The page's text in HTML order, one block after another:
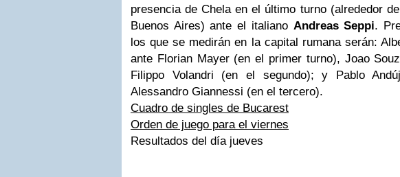
presencia de Chela en el último turno (alrededor
Buenos Aires) ante el italiano Andreas Seppi.
los que se medirán en la capital rumana serán:
ante Florian Mayer (en el primer turno), Joao
Filippo Volandri (en el segundo); y Pablo
Alessandro Giannessi (en el tercero).
Cuadro de singles de Bucarest
Orden de juego para el viernes
Resultados del día jueves